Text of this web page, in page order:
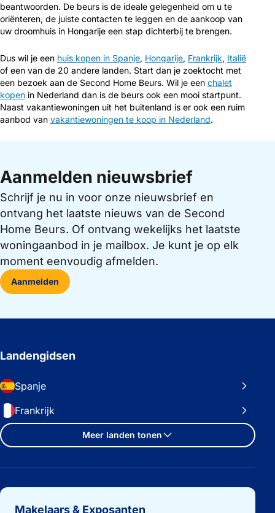
beantwoorden. De beurs is de ideale gelegenheid om u te
oriënteren, de juiste contacten te leggen en de aankoop van
uw droomhuis in Hongarije een stap dichterbij te brengen.
Dus wil je een huis kopen in Spanje, Hongarije, Frankrijk, Italië
of een van de 20 andere landen. Start dan je zoektocht met
een bezoek aan de Second Home Beurs. Wil je een chalet
kopen in Nederland dan is de beurs ook een mooi startpunt.
Naast vakantiewoningen uit het buitenland is er ook een ruim
aanbod van vakantiewoningen te koop in Nederland.
Aanmelden nieuwsbrief
Schrijf je nu in voor onze nieuwsbrief en
ontvang het laatste nieuws van de Second
Home Beurs. Of ontvang wekelijks het laatste
woningaanbod in je mailbox. Je kunt je op elk
moment eenvoudig afmelden.
Aanmelden
Landengidsen
Spanje
Frankrijk
Meer landen tonen
Belangrijke links
Makelaars & Exposanten